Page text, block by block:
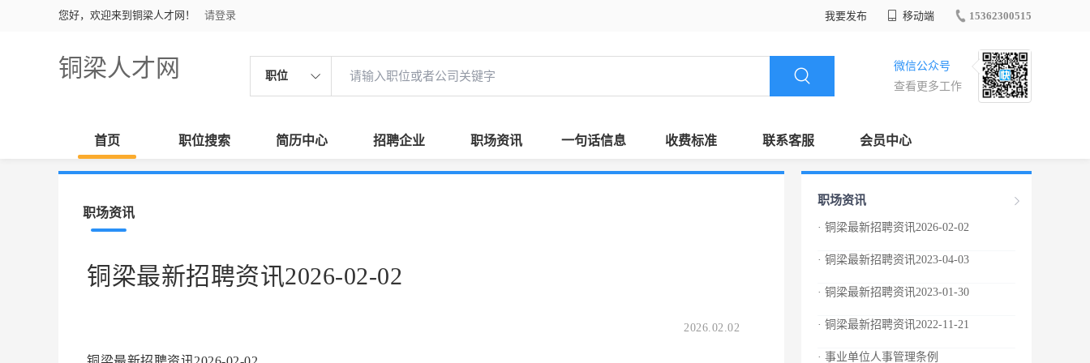
您好，欢迎来到铜梁人才网！ 请登录 我要发布 移动端 15362300515
铜梁人才网 职位
微信公众号
查看更多工作
首页 职位搜索 简历中心 招聘企业 职场资讯 一句话信息 收费标准 联系客服 会员中心
职场资讯
铜梁最新招聘资讯2026-02-02
2026.02.02
职场资讯
· 铜梁最新招聘资讯2026-02-02
· 铜梁最新招聘资讯2023-04-03
· 铜梁最新招聘资讯2023-01-30
· 铜梁最新招聘资讯2022-11-21
· 事业单位人事管理条例